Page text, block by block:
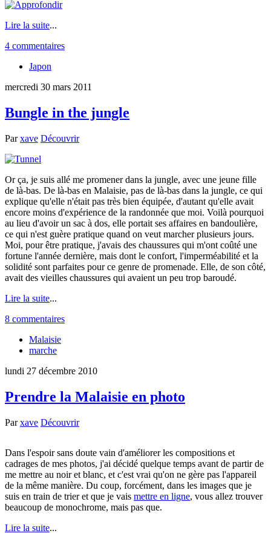
Lire la suite...
4 commentaires
Japon
mercredi 30 mars 2011
Bungle in the jungle
Parxave Découvrir
Or ça, je suis allé me promener dans la jungle, avec une jeune fille
de là-bas. De là-bas en Malaisie, pas de là-bas dans la jungle, ce qui
explique qu'elle n'était pas très bien équipée, d'autant qu'elle avait
encore moins d'expérience de la randonnée que moi. Voilà pourquoi
au lieu d'avoir un sac à dos, elle portait ses affaires en bandoulière,
ce qui n'est guère pratique quand on veut marcher plusieurs jours.
Moi, pour être pratique, j'avais des chaussures qui m'ont coûté une
fortune l'année dernière, mais dont le confort, l'imperméabilité et la
solidité sont parfaites pour ce genre de promenade. Elle, de son côté,
avait des vieilles chaussures qui avaient un peu trop baroudé.
Lire la suite...
8 commentaires
Malaisie
marche
lundi 27 décembre 2010
Prendre la Malaisie en photo
Parxave Découvrir
Dans l'espoir sans doute vain d'améliorer les compositions et
cadrages de mes photos, j'ai décidé quelque temps avant de partir de
me mettre au noir et blanc, et c'est vrai qu'on ne gère pas l'appareil
de la même manière. Du coup, forcément, dans les images que je
suis en train de trier et que je vais mettre en ligne, vous allez trouver
beaucoup de monochrome, mais pas que.
Lire la suite...